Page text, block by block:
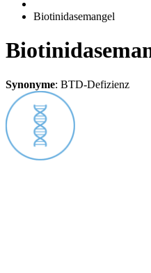
Biotinidasemangel
Synonyme: BTD-Defizienz